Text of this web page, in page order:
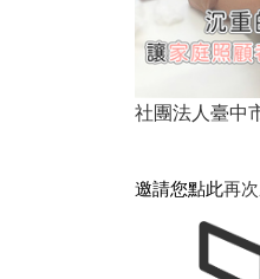
社團法人臺中
邀請您點此再